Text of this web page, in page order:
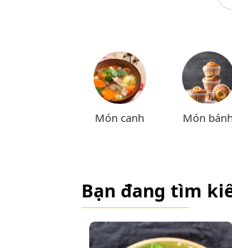
Món canh Món bánh
Bạn đang tìm